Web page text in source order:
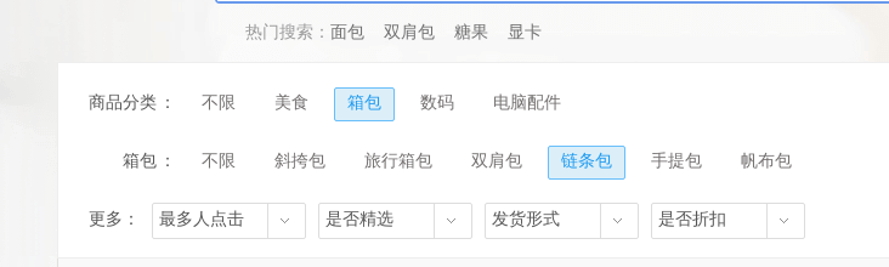
热门搜索： 面包 双肩包 糖果 显卡
商品分类 ： 不限 美食 箱包 数码 电脑配件
箱包 ： 不限 斜挎包 旅行箱包 双肩包 链条包 手提包 帆布包
更多： 最多人点击 是否精选 发货形式 是否折扣